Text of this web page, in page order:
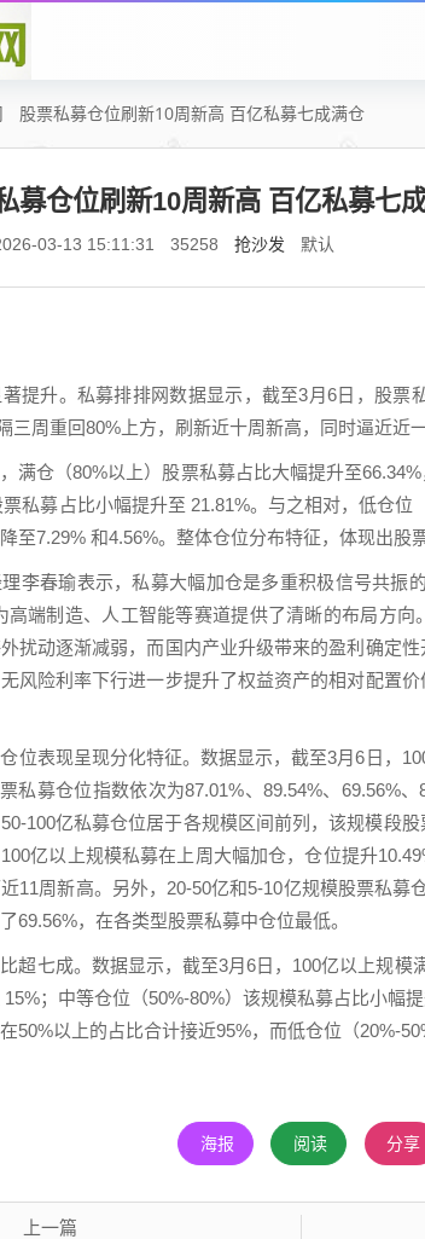
股票私募仓位刷新10周新高 百亿私募七成满仓
募仓位刷新10周新高 百亿私募七
03-13 15:11:31 35258 抢沙发 默认
提升。私募排排网数据显示，截至3月6日，股票
三周重回80%上方，刷新近十周新高，同时逼近近
满仓（80%以上）股票私募占比大幅提升至
私募占比小幅提升至 21.81%。与之相对，低仓位
至7.29% 和4.56%。整体仓位分布特征，体现出股
李春瑜表示，私募大幅加仓是多重积极信号共振
高端制造、人工智能等赛道提供了清晰的布局方
扰动逐渐减弱，而国内产业升级带来的盈利确定
风险利率下行进一步提升了权益资产的相对配置
位表现呈现分化特征。数据显示，截至3月6日，
私募仓位指数依次为87.01%、89.54%、69.56%
100亿私募仓位居于各规模区间前列，该规模段
亿以上规模私募在上周大幅加仓，仓位提升
11周新高。另外，20-50亿和5-10亿规模股票私募
69.56%，在各类型股票私募中仓位最低。
超七成。数据显示，截至3月6日，100亿以上规模
；中等仓位（50%-80%）该规模私募占比小幅
50%以上的占比合计接近95%，而低仓位（20%-
海报 阅读 分享
上一篇